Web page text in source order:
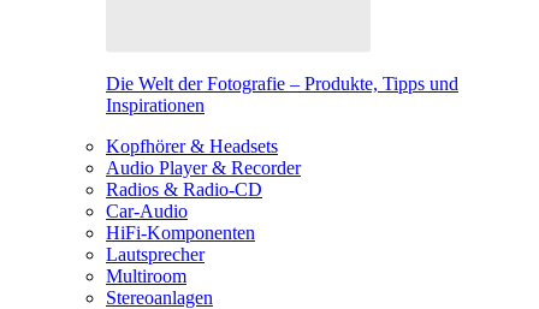
Die Welt der Fotografie – Produkte, Tipps und
Inspirationen
Kopfhörer & Headsets
Audio Player & Recorder
Radios & Radio-CD
Car-Audio
HiFi-Komponenten
Lautsprecher
Multiroom
Stereoanlagen